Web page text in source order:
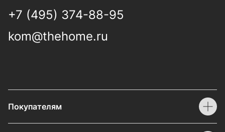
+7 (495) 374-88-95
kom@thehome.ru
Покупателям